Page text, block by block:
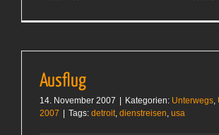
Ausflug
14. November 2007 Kategorien: Unterwegs,
2007
Tags: detroit, dienstreisen, usa